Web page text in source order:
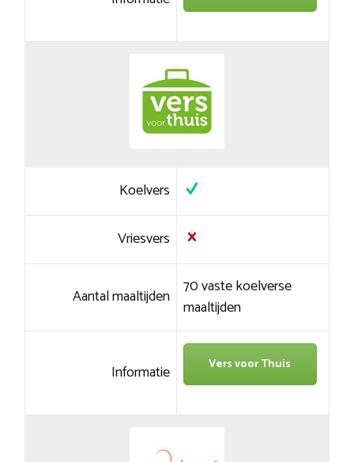
Koelvers
Vriesvers
Aantal maaltijden 70 vaste koelverse
maaltijden
Informatie Vers voor Thuis